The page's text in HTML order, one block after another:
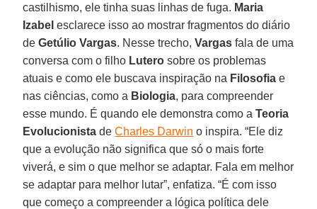
castilhismo, ele tinha suas linhas de fuga. Maria
Izabel esclarece isso ao mostrar fragmentos do diário
deGetúlio Vargas. Nesse trecho,Vargas fala de uma
conversa com o filho Lutero sobre os problemas
atuais e como ele buscava inspiração na Filosofia e
nas ciências, como a Biologia, para compreender
esse mundo. É quando ele demonstra como aTeoria
Evolucionista deCharles Darwin o inspira. “Ele diz
que a evolução não significa que só o mais forte
viverá, e sim o que melhor se adaptar. Fala em melhor
se adaptar para melhor lutar”, enfatiza. “É com isso
que começo a compreender a lógica política dele